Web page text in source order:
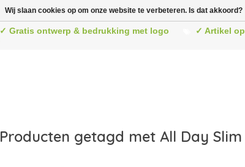
✓ Gratis ontwerp & bedrukking met logo
✓ Artikel
Producten getagd met All Day Slim
Wij slaan cookies op om onze website te verbeteren. Is dat akkoord?